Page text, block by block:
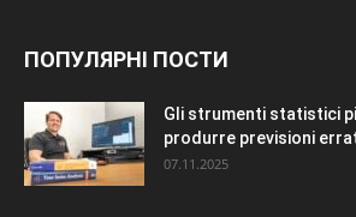
ПОПУЛЯРНІ ПОСТИ
Gli strumenti statistici
produrre previsioni
07.11.2025